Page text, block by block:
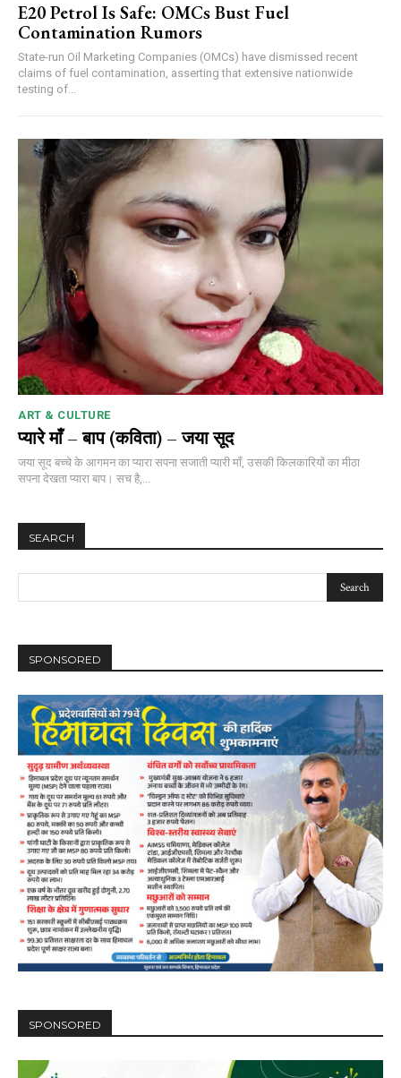
E20 Petrol Is Safe: OMCs Bust Fuel
Contamination Rumors
State-run Oil Marketing Companies (OMCs) have dismissed recent
claims of fuel contamination, asserting that extensive nationwide
testing of...
ART & CULTURE
प्यारे माँ – बाप (कविता) – जया सूद
जया सूद बच्चे के आगमन का प्यारा सपना सजाती प्यारी माँ, उसकी किलकारियों का मीठा
सपना देखता प्यारा बाप। सच है,...
SEARCH
SPONSORED
SPONSORED